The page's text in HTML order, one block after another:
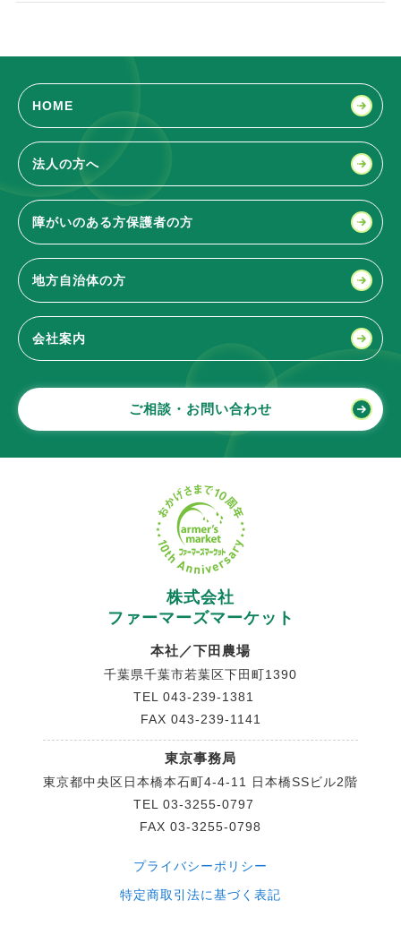
HOME
法人の方へ
障がいのある方保護者の方
地方自治体の方
会社案内
ご相談・お問い合わせ
株式会社
ファーマーズマーケット
本社／下田農場
千葉県千葉市若葉区下田町1390
TEL 043-239-1381
FAX 043-239-1141
東京事務局
東京都中央区日本橋本石町4-4-11 日本橋SSビル2階
TEL 03-3255-0797
FAX 03-3255-0798
プライバシーポリシー
特定商取引法に基づく表記